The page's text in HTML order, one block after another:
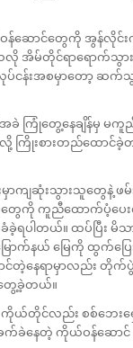
ဆောင်တွေကို အွန်လိုင်
အိမ်တိုင်ရာရောက်သွား
ပ်ငန်းအစမှာတော့ ဆ
ခဲ ကြုံတွေ့နေချိန်မှ မ
လို့ ကြိုးစားတည်ထောင်
မှာကျဆုံးသွားသူတွေနဲ့
ေကို ကူညီထောက်ပံ့ပေး
ခဲ့ရပါတယ်။ ထပ်ပြီး မိ
ောက်နယ် မြေကို ထွက်ပြ
င်တဲ့နေရာမှာလည်း တိုက်
ေ့ခဲ့တယ်။
င်လည်း စစ်ဘေးရှော
ခဲနေတဲ့ ကိုယ်ဝန်ဆော